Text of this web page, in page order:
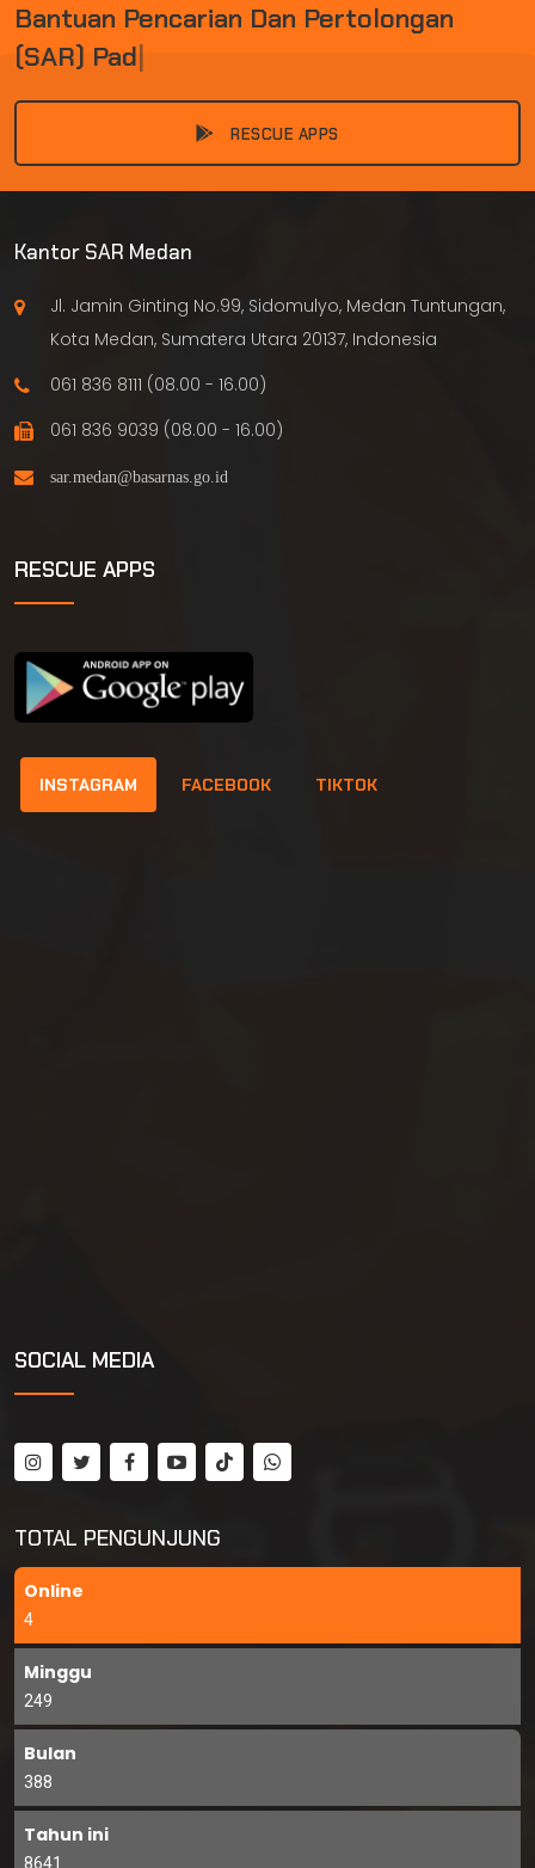
BANTUAN PENCARIAN DAN PERTOLONGAN
(SAR) PAD
RESCUE APPS
Kantor SAR Medan
Jl. Jamin Ginting No.99, Sidomulyo, Medan Tuntungan,
Kota Medan, Sumatera Utara 20137, Indonesia
061 836 8111 (08.00 - 16.00)
061 836 9039 (08.00 - 16.00)
RESCUE APPS
INSTAGRAM FACEBOOK TIKTOK
SOCIAL MEDIA
TOTAL PENGUNJUNG
Online
4
Minggu
249
Bulan
388
Tahun ini
8641